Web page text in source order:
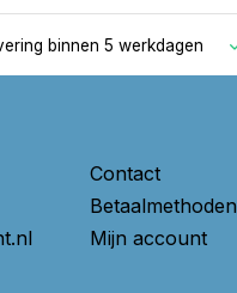
binnen 5 werkdagen
Contact
Betaalmethoden
Mijn account